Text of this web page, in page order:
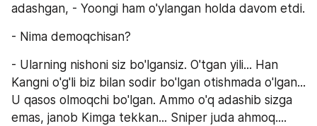
adashgan, - Yoongi ham o'ylangan holda davom etdi.
- Nima demoqchisan?
- Ularning nishoni siz bo'lgansiz. O'tgan yili... Han
Kangni o'g'li biz bilan sodir bo'lgan otishmada o'lgan...
U qasos olmoqchi bo'lgan. Ammo o'q adashib sizga
emas, janob Kimga tekkan... Sniper juda ahmoq....